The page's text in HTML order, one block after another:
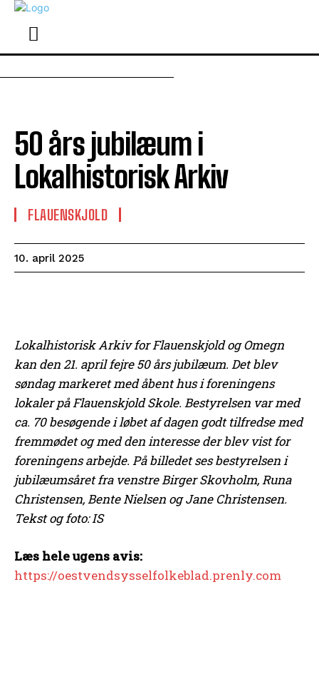
50 års jubilæum i
Lokalhistorisk Arkiv
FLAUENSKJOLD
10. april 2025
Lokalhistorisk Arkiv for Flauenskjold og Omegn
kan den 21. april fejre 50 års jubilæum. Det blev
søndag markeret med åbent hus i foreningens
lokaler på Flauenskjold Skole. Bestyrelsen var med
ca. 70 besøgende i løbet af dagen godt tilfredse med
fremmødet og med den interesse der blev vist for
foreningens arbejde. På billedet ses bestyrelsen i
jubilæumsåret fra venstre Birger Skovholm, Runa
Christensen, Bente Nielsen og Jane Christensen.
Tekst og foto: IS
Læs hele ugens avis:
https://oestvendsysselfolkeblad.prenly.com